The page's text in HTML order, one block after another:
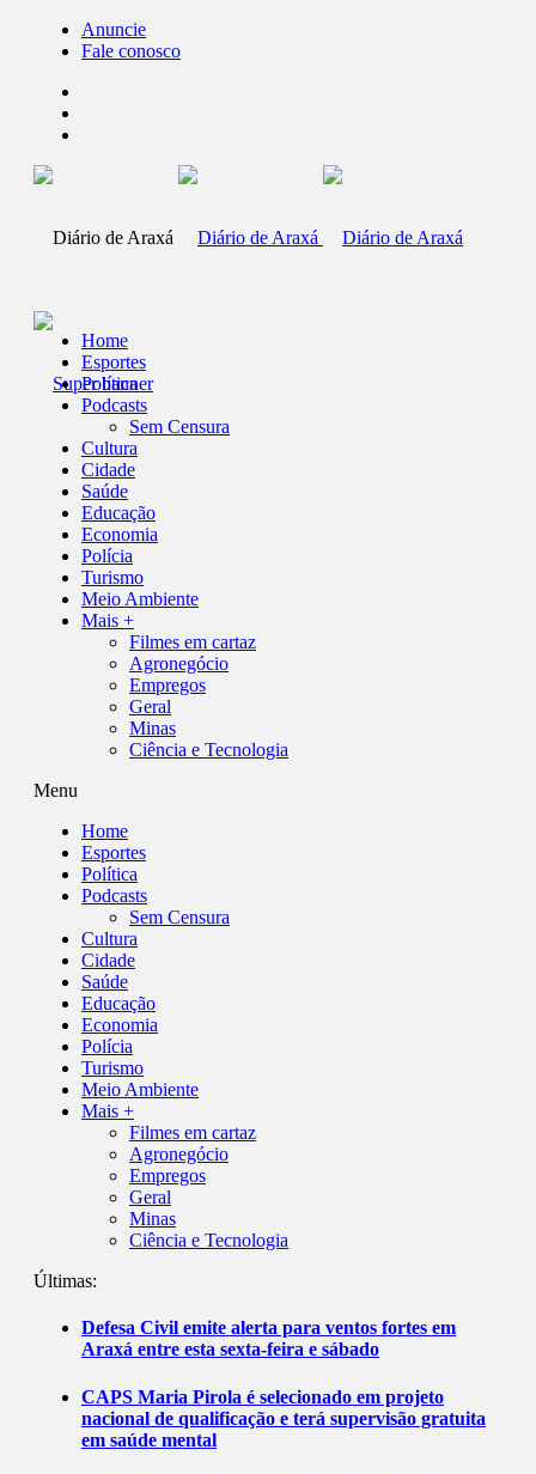
Anuncie
Fale conosco
Home
Esportes
Política
Podcasts
Sem Censura
Cultura
Cidade
Saúde
Educação
Economia
Polícia
Turismo
Meio Ambiente
Mais +
Filmes em cartaz
Agronegócio
Empregos
Geral
Minas
Ciência e Tecnologia
Menu
Home
Esportes
Política
Podcasts
Sem Censura
Cultura
Cidade
Saúde
Educação
Economia
Polícia
Turismo
Meio Ambiente
Mais +
Filmes em cartaz
Agronegócio
Empregos
Geral
Minas
Ciência e Tecnologia
Últimas:
Defesa Civil emite alerta para ventos fortes em
Araxá entre esta sexta-feira e sábado
CAPS Maria Pirola é selecionado em projeto
nacional de qualificação e terá supervisão gratuita
em saúde mental